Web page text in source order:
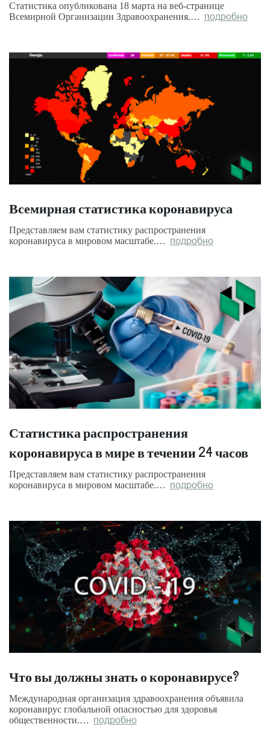
Статистика опубликована 18 марта на веб-странице
Всемирной Организации Здравоохранения.… подробно
Всемирная статистика коронавируса
Представляем вам статистику распространения
коронавируса в мировом масштабе.… подробно
Статистика распространения
коронавируса в мире в течении 24 часов
Представляем вам статистику распространения
коронавируса в мировом масштабе.… подробно
Что вы должны знать о коронавирусе?
Международная организация здравоохранения объявила
коронавирус глобальной опасностью для здоровья
общественности.… подробно